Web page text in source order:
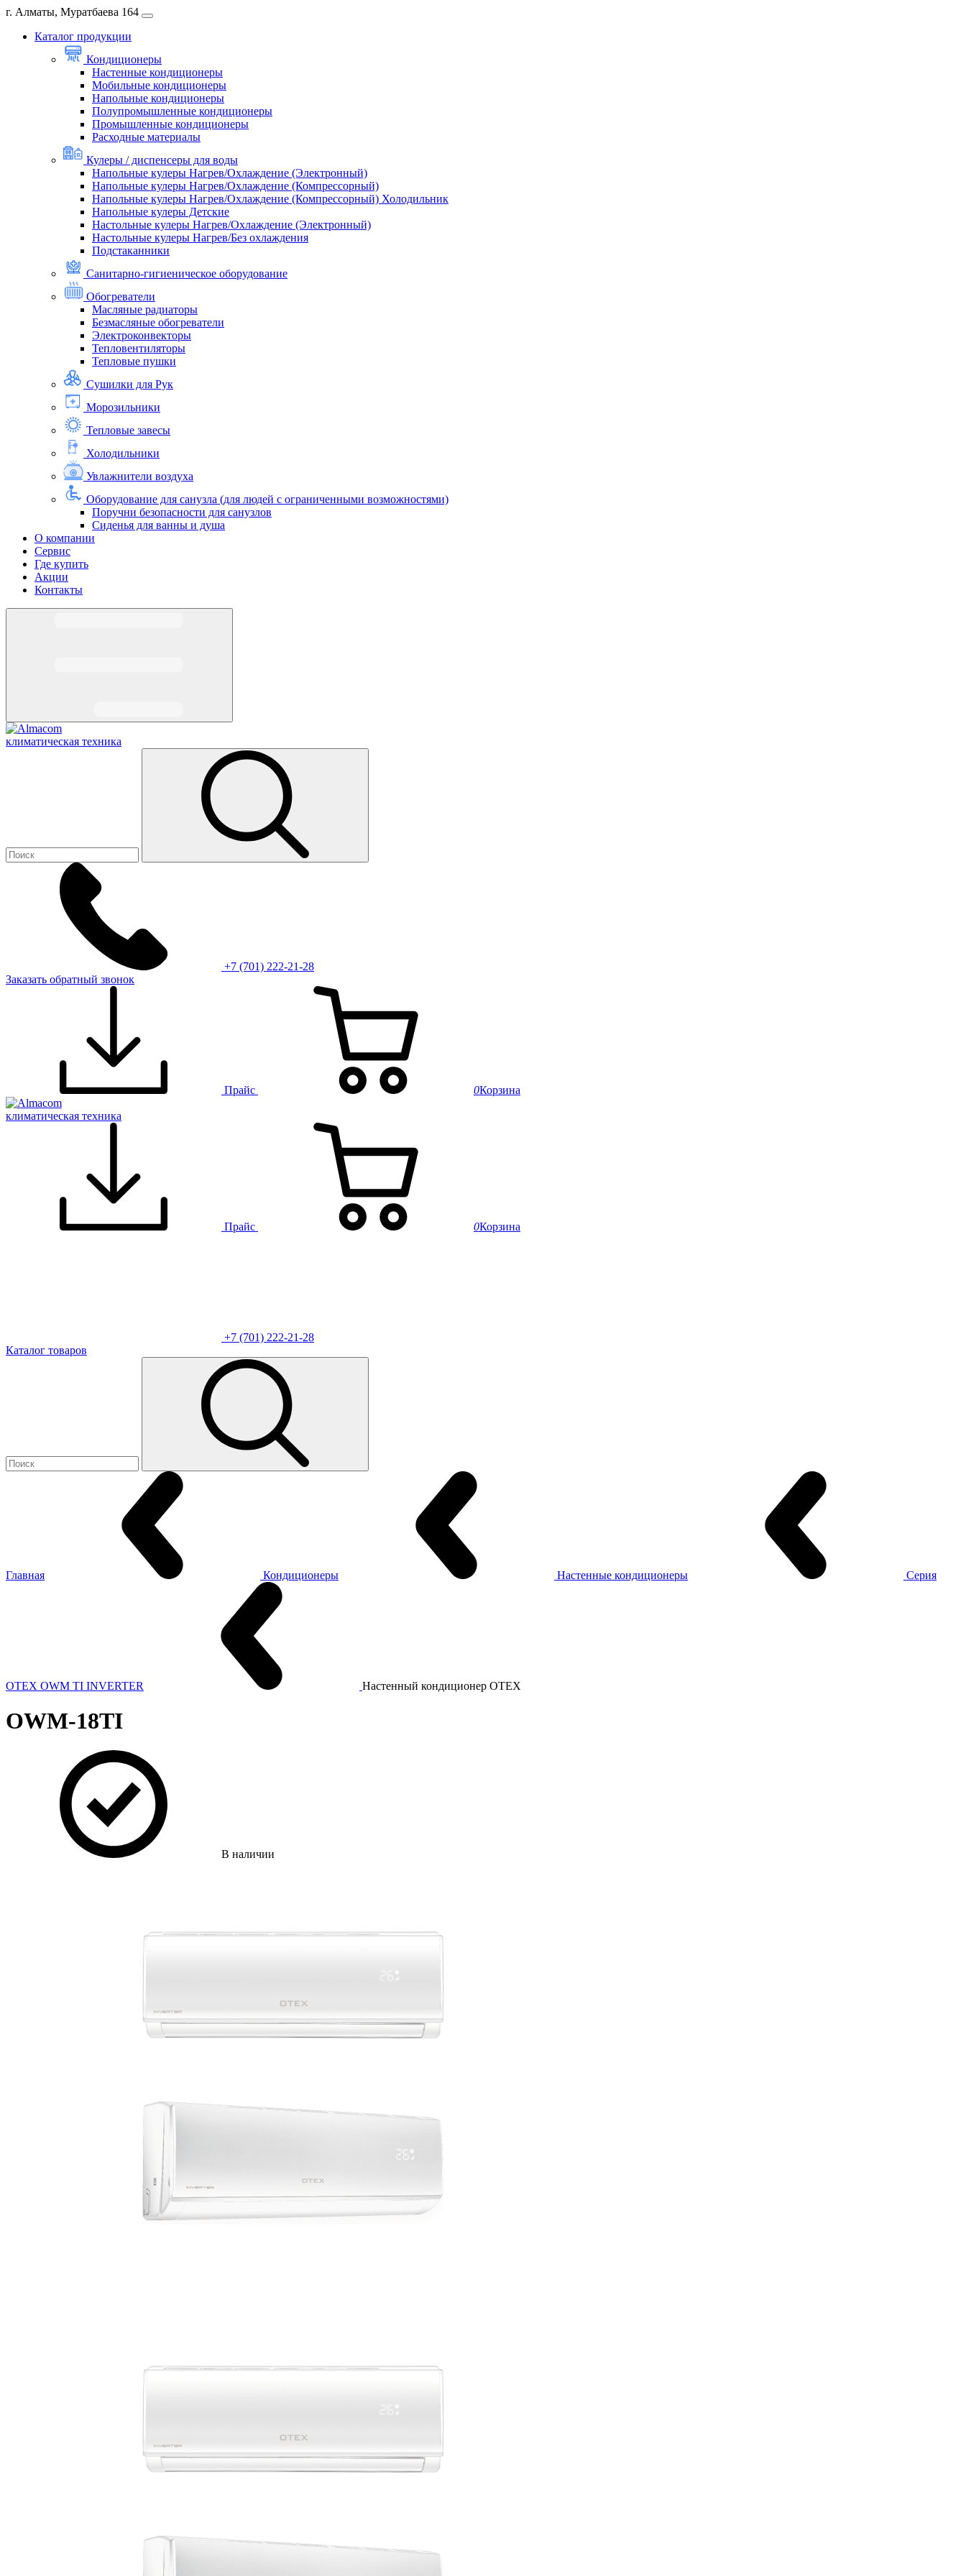
г. Алматы, Муратбаева 164
Каталог продукции
Кондиционеры
Настенные кондиционеры
Мобильные кондиционеры
Напольные кондиционеры
Полупромышленные кондиционеры
Промышленные кондиционеры
Расходные материалы
Кулеры / диспенсеры для воды
Напольные кулеры Нагрев/Охлаждение (Электронный)
Напольные кулеры Нагрев/Охлаждение (Компрессорный)
Напольные кулеры Нагрев/Охлаждение (Компрессорный) Холодильник
Напольные кулеры Детские
Настольные кулеры Нагрев/Охлаждение (Электронный)
Настольные кулеры Нагрев/Без охлаждения
Подстаканники
Санитарно-гигиеническое оборудование
Обогреватели
Масляные радиаторы
Безмасляные обогреватели
Электроконвекторы
Тепловентиляторы
Тепловые пушки
Сушилки для Рук
Морозильники
Тепловые завесы
Холодильники
Увлажнители воздуха
Оборудование для санузла (для людей с ограниченными возможностями)
Поручни безопасности для санузлов
Сиденья для ванны и душа
О компании
Сервис
Где купить
Акции
Контакты
климатическая техника
+7 (701) 222-21-28
Заказать обратный звонок
Прайс 0Корзина
климатическая техника
Прайс 0Корзина
+7 (701) 222-21-28
Каталог товаров
Главная Кондиционеры Настенные кондиционеры Серия
OTEX OWM TI INVERTER Настенный кондиционер OTEX
OWM-18TI
В наличии